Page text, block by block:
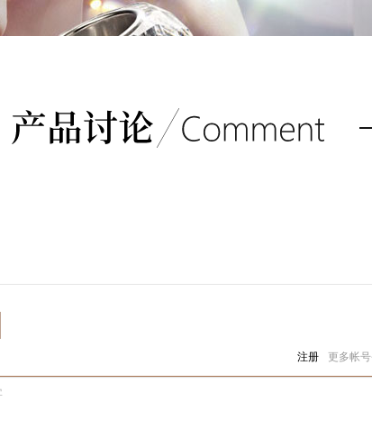
注册 更多帐号